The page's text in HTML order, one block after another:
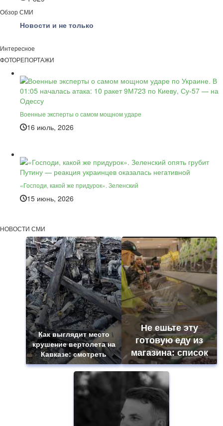
Обзор СМИ
Новости и не только
Интересное
ФОТОРЕПОРТАЖИ
Военные эксперты о самом мощном ударе
16 июль, 2026
«Господи, какой же придурок». Зеленский
15 июнь, 2026
НОВОСТИ СМИ
Как выглядит место
крушение вертолета на
Кавказе: смотреть
Не ешьте эту
готовую еду из
магазина: список